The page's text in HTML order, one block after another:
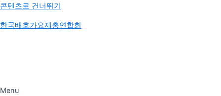
콘텐츠로 건너뛰기
한국배호가요제총연합회
Menu